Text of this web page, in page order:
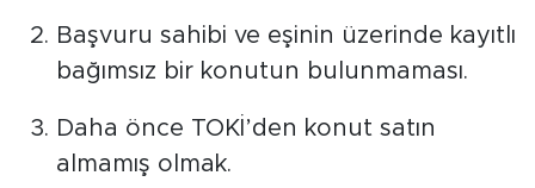
Başvuru sahibi ve eşinin üzerinde kayıtlı
bağımsız bir konutun bulunmaması.
Daha önce TOKİ’den konut satın
almamış olmak.